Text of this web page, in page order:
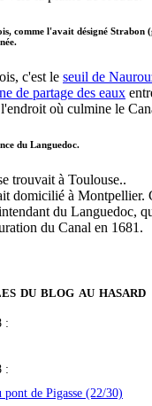
comme l'avait désigné Strabon
c'est le seuil de
de partage des eaux
où culmine le
du Languedoc.
trouvait à Toulouse..
domicilié à Montpellier.
du Languedoc,
du Canal en 1681.
du blog au hasard
:
:
de Pigasse (22/30)